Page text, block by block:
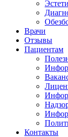
Врачи
Отзывы
Пациентам
Контакты